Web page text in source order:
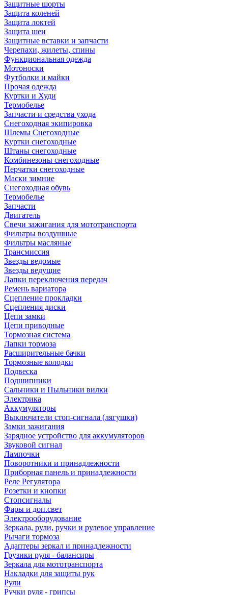
Защитные шорты
Защита коленей
Защита локтей
Защита шеи
Защитные вставки и запчасти
Черепахи, жилеты, спины
Функциональная одежда
Мотоноски
Футболки и майки
Прочая одежда
Куртки и Худи
Термобелье
Запчасти и средства ухода
Снегоходная экипировка
Шлемы Снегоходные
Куртки снегоходные
Штаны снегоходные
Комбинезоны снегоходные
Перчатки снегоходные
Маски зимние
Снегоходная обувь
Термобелье
Запчасти
Двигатель
Свечи зажигания для мототранспорта
Фильтры воздушные
Фильтры масляные
Трансмиссия
Звезды ведомые
Звезды ведущие
Лапки переключения передач
Ремень вариатора
Сцепление прокладки
Сцепления диски
Цепи замки
Цепи приводные
Тормозная система
Лапки тормоза
Расширительные бачки
Тормозные колодки
Подвеска
Подшипники
Сальники и Пыльники вилки
Электрика
Аккумуляторы
Выключатели стоп-сигнала (лягушки)
Замки зажигания
Зарядное устройство для аккумуляторов
Звуковой сигнал
Лампочки
Поворотники и принадлежности
Приборная панель и принадлежности
Реле Регулятора
Розетки и кнопки
Стопсигналы
Фары и доп.свет
Электрооборудование
Зеркала, рули, ручки и рулевое управление
Рычаги тормоза
Адаптеры зеркал и принадлежности
Грузики руля - балансиры
Зеркала для мототранспорта
Накладки для защиты рук
Рули
Ручки руля - грипсы